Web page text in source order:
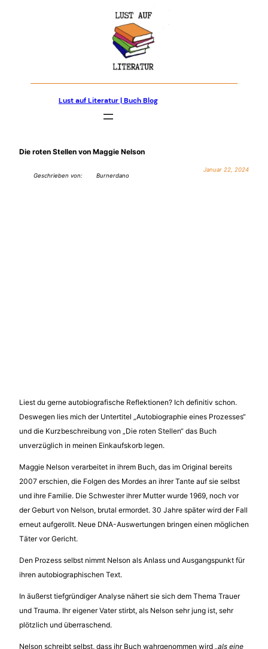
Lust auf Literatur | Buch Blog
Die roten Stellen von Maggie Nelson
Geschrieben von: Burnerdano
Januar 22, 2024
Liest du gerne autobiografische Reflektionen? Ich definitiv schon.
Deswegen lies mich der Untertitel „Autobiographie eines Prozesses“
und die Kurzbeschreibung von „Die roten Stellen“ das Buch
unverzüglich in meinen Einkaufskorb legen.
Maggie Nelson verarbeitet in ihrem Buch, das im Original bereits
2007 erschien, die Folgen des Mordes an ihrer Tante auf sie selbst
und ihre Familie. Die Schwester ihrer Mutter wurde 1969, noch vor
der Geburt von Nelson, brutal ermordet. 30 Jahre später wird der Fall
erneut aufgerollt. Neue DNA-Auswertungen bringen einen möglichen
Täter vor Gericht.
Den Prozess selbst nimmt Nelson als Anlass und Ausgangspunkt für
ihren autobiographischen Text.
In äußerst tiefgründiger Analyse nähert sie sich dem Thema Trauer
und Trauma. Ihr eigener Vater stirbt, als Nelson sehr jung ist, sehr
plötzlich und überraschend.
Nelson schreibt selbst, dass ihr Buch wahrgenommen wird „als eine